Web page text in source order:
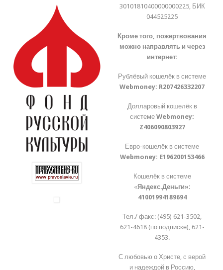
30101810400000000225, БИК
044525225
Кроме того, пожертвования
можно направлять и через
интернет:
Рублёвый кошелёк в системе
Webmoney: R207426332207
Долларовый кошелёк в
системеWebmoney:
Z406090803927
Евро-кошелёк в системе
Webmoney: E196200153466
Кошелёк в системе
«Яндекс.Деньги»:
41001994189694
Тел./ факс: (495) 621-3502,
621-4618 (по подписке), 621-
4353.
С любовью о Христе, с верой
и надеждой в Россию,